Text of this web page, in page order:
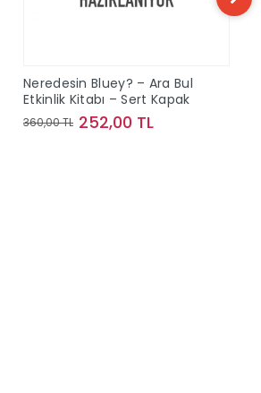
Neredesin Bluey? – Ara Bul
Etkinlik Kitabı – Sert Kapak
360,00 TL 252,00 TL